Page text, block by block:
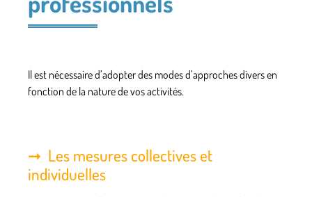
Il est nécessaire d’adopter des modes d’approches divers en
fonction de la nature de vos activités.
Les mesures collectives et
individuelles